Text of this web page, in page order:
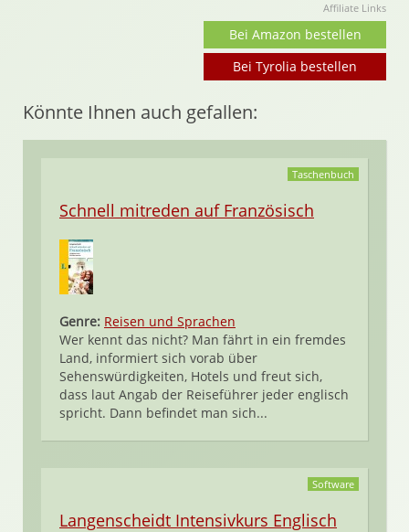
Affiliate Links
Bei Amazon bestellen
Bei Tyrolia bestellen
Könnte Ihnen auch gefallen:
Taschenbuch
Schnell mitreden auf Französisch
Genre: Reisen und Sprachen
Wer kennt das nicht? Man fährt in ein fremdes
Land, informiert sich vorab über
Sehenswürdigkeiten, Hotels und freut sich,
dass laut Angab der Reiseführer jeder englisch
spricht. Dann befindet man sich...
Software
Langenscheidt Intensivkurs Englisch